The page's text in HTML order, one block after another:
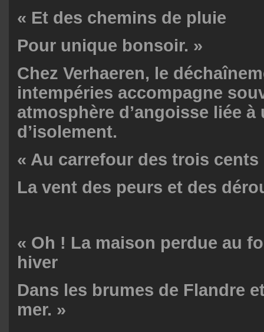
« Et des chemins de pluie
Pour unique bonsoir. »
Chez Verhaeren, le
intempéries accompagne
atmosphère d’angoisse liée
d’isolement.
« Au carrefour des trois cents
La vent des peurs et des
« Oh ! La maison perdue au
hiver
Dans les brumes de Flandre
mer. »